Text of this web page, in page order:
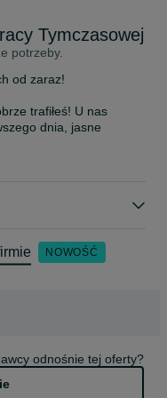
Tymczasowej
potrzeby.
od zaraz!
trafiłeś! U nas
dnia, jasne
która zatrudniła już
NOWOŚĆ
odnośnie tej oferty?